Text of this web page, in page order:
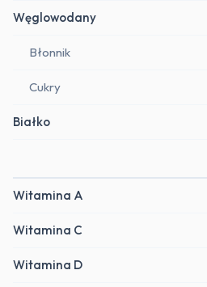
Węglowodany
Błonnik
Cukry
Białko
Witamina A
Witamina C
Witamina D